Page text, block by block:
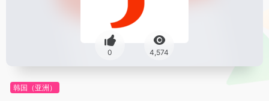
0 4,574
韩国（亚洲）